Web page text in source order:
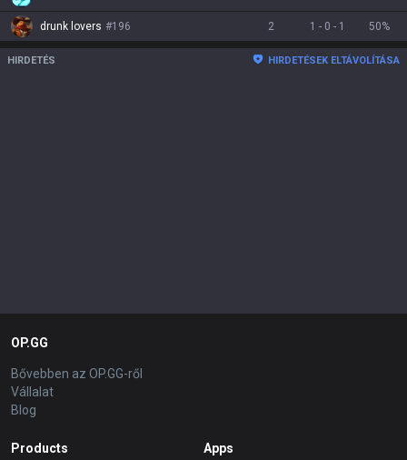
drunk lovers #196 2 1 - 0 - 1 50%
HIRDETÉS HIRDETÉSEK ELTÁVOLÍTÁSA
OP.GG
Bővebben az OP.GG-ről
Vállalat
Blog
Products Apps